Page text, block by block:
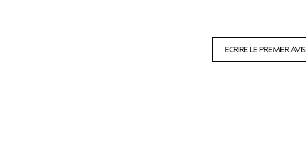
ECRIRE LE PREMIER AVIS